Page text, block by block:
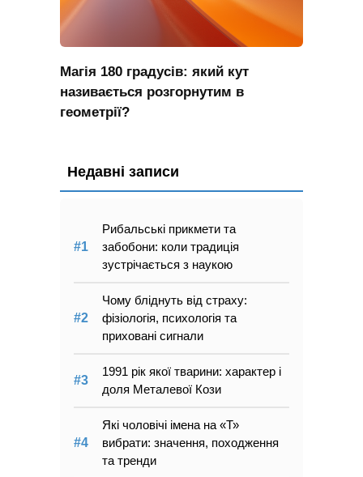
Магія 180 градусів: який кут
називається розгорнутим в
геометрії?
Недавні записи
Рибальські прикмети та
забобони: коли традиція
зустрічається з наукою
Чому бліднуть від страху:
фізіологія, психологія та
приховані сигнали
1991 рік якої тварини: характер і
доля Металевої Кози
Які чоловічі імена на «Т»
вибрати: значення, походження
та тренди